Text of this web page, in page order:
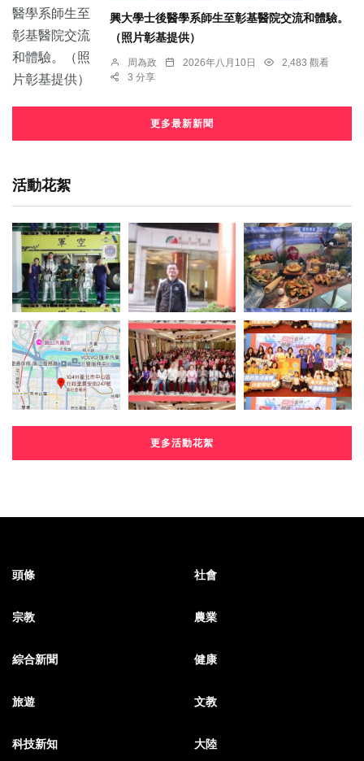
興大學士後醫學系師生至彰基醫院交流和體驗。
（照片彰基提供）
周為政 2026年八月10日
2,483 觀看
3 分享
更多最新新聞
活動花絮
更多活動花絮
頭條 社會
宗教 農業
綜合新聞 健康
旅遊 文教
科技新知 大陸